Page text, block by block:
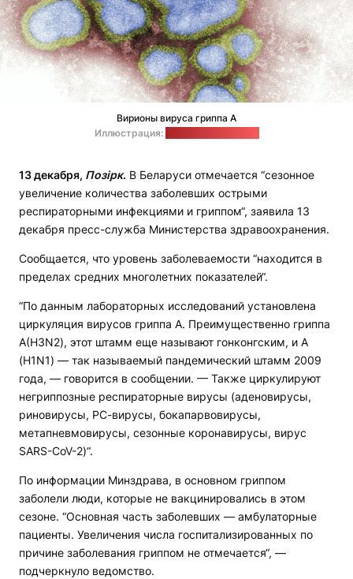
Вирионы вируса гриппа A
Иллюстрация:
13 декабря, Позірк. В Беларуси отмечается “сезонное
увеличение количества заболевших острыми
респираторными инфекциями и гриппом“, заявила 13
декабря пресс-служба Министерства здравоохранения.
Сообщается, что уровень заболеваемости “находится в
пределах средних многолетних показателей“.
“По данным лабораторных исследований установлена
циркуляция вирусов гриппа А. Преимущественно гриппа
А(H3N2), этот штамм еще называют гонконгским, и А
(H1N1) — так называемый пандемический штамм 2009
года, — говорится в сообщении. — Также циркулируют
негриппозные респираторные вирусы (аденовирусы,
риновирусы, РС-вирусы, бокапарвовирусы,
метапневмовирусы, сезонные коронавирусы, вирус
SARS-CoV-2)“.
По информации Минздрава, в основном гриппом
заболели люди, которые не вакцинировались в этом
сезоне. “Основная часть заболевших — амбулаторные
пациенты. Увеличения числа госпитализированных по
причине заболевания гриппом не отмечается“, —
подчеркнуло ведомство.